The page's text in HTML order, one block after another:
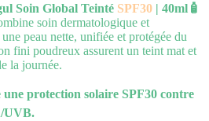
Soin Global Teinté SPF30 | 40ml🧴
soin dermatologique et
peau nette, unifiée et protégée du
fini poudreux assurent un teint mat et
la journée.
protection solaire SPF30 contre
UVB.